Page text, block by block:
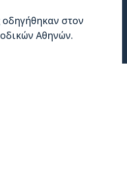
στον
Αθηνών.